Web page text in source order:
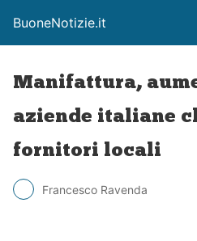
BuoneNotizie.it
Manifattura,
aziende italiane
fornitori locali
Francesco Ravenda